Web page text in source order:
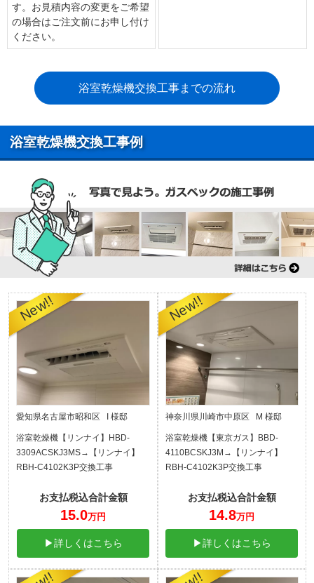
す。お見積内容の変更をご希望
の場合はご注文前にお申し付け
ください。
浴室乾燥機交換工事までの流れ
浴室乾燥機交換工事例
愛知県名古屋市昭和区 I 様邸
浴室乾燥機【リンナイ】HBD-
3309ACSKJ3MS→【リンナイ】
RBH-C4102K3P交換工事
お支払税込合計金額
15.0万円
▶詳しくはこちら
神奈川県川崎市中原区 M 様邸
浴室乾燥機【東京ガス】BBD-
4110BCSKJ3M→【リンナイ】
RBH-C4102K3P交換工事
お支払税込合計金額
14.8万円
▶詳しくはこちら